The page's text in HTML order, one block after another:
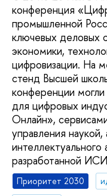
конференция
промышленной
ключевых деловых
экономики,
цифровизации. На
стенд Высшей
конференции
для цифровых
Онлайн»,
управления
разработанной
Приоритет 2030